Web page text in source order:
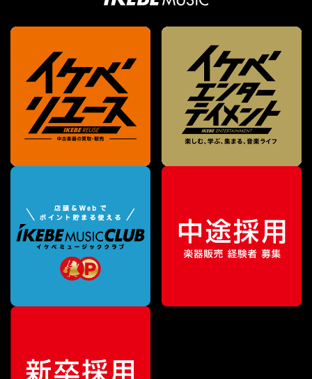
販売価格¥12,430（税込）